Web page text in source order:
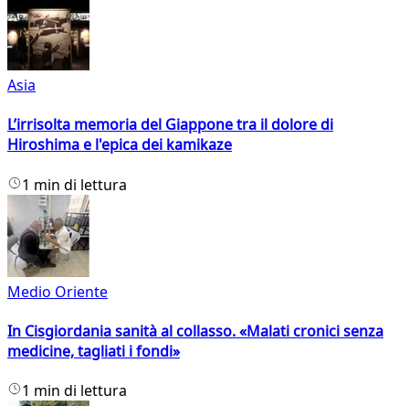
Asia
L’irrisolta memoria del Giappone tra il dolore di
Hiroshima e l'epica dei kamikaze
1 min di lettura
Medio Oriente
In Cisgiordania sanità al collasso. «Malati cronici senza
medicine, tagliati i fondi»
1 min di lettura